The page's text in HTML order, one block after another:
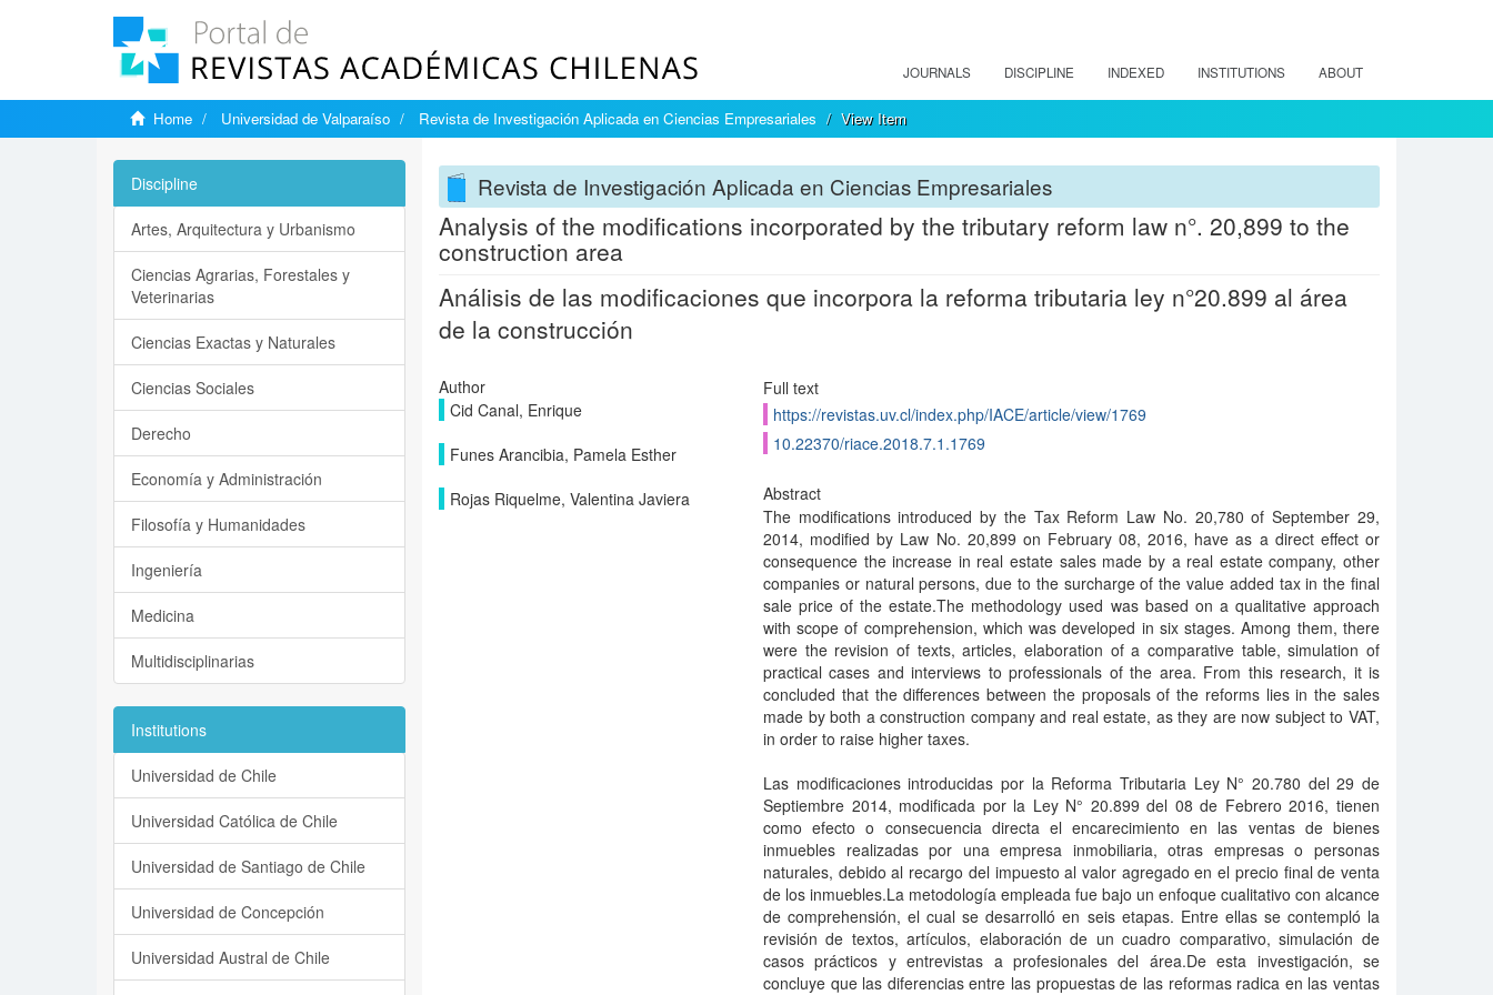
JOURNALS DISCIPLINE INDEXED INSTITUTIONS ABOUT
Home Universidad de Valparaíso Revista de Investigación Aplicada en Ciencias Empresariales View Item
Revista de Investigación Aplicada en Ciencias Empresariales
Analysis of the modifications incorporated by the tributary reform law n°. 20,899 to the
construction area
Análisis de las modificaciones que incorpora la reforma tributaria ley n°20.899 al área
de la construcción
Author
Cid Canal, Enrique
Funes Arancibia, Pamela Esther
Rojas Riquelme, Valentina Javiera
Full text
https://revistas.uv.cl/index.php/IACE/article/view/1769
10.22370/riace.2018.7.1.1769
Abstract
The modifications introduced by the Tax Reform Law No. 20,780 of September 29,
2014, modified by Law No. 20,899 on February 08, 2016, have as a direct effect or
consequence the increase in real estate sales made by a real estate company, other
companies or natural persons, due to the surcharge of the value added tax in the final
sale price of the estate.The methodology used was based on a qualitative approach
with scope of comprehension, which was developed in six stages. Among them, there
were the revision of texts, articles, elaboration of a comparative table, simulation of
practical cases and interviews to professionals of the area. From this research, it is
concluded that the differences between the proposals of the reforms lies in the sales
made by both a construction company and real estate, as they are now subject to VAT,
in order to raise higher taxes.
Las modificaciones introducidas por la Reforma Tributaria Ley N° 20.780 del 29 de
Septiembre 2014, modificada por la Ley N° 20.899 del 08 de Febrero 2016, tienen
como efecto o consecuencia directa el encarecimiento en las ventas de bienes
inmuebles realizadas por una empresa inmobiliaria, otras empresas o personas
naturales, debido al recargo del impuesto al valor agregado en el precio final de venta
de los inmuebles.La metodología empleada fue bajo un enfoque cualitativo con alcance
de comprehensión, el cual se desarrolló en seis etapas. Entre ellas se contempló la
revisión de textos, artículos, elaboración de un cuadro comparativo, simulación de
casos prácticos y entrevistas a profesionales del área.De esta investigación, se
concluye que las diferencias entre las propuestas de las reformas radica en las ventas
Discipline
Artes, Arquitectura y Urbanismo
Ciencias Agrarias, Forestales y
Veterinarias
Ciencias Exactas y Naturales
Ciencias Sociales
Derecho
Economía y Administración
Filosofía y Humanidades
Ingeniería
Medicina
Multidisciplinarias
Institutions
Universidad de Chile
Universidad Católica de Chile
Universidad de Santiago de Chile
Universidad de Concepción
Universidad Austral de Chile